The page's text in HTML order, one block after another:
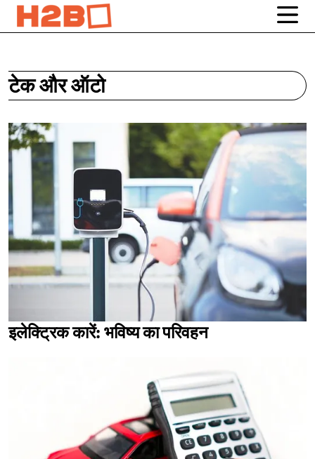
टेक और ऑटो
इलेक्ट्रिक कारें: भविष्य का परिवहन